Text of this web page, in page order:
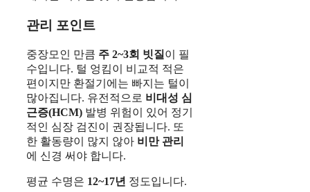
관리 포인트
중장모인 만큼 주 2~3회 빗질 이 필
수입니다. 털 엉킴이 비교적 적은
편이지만 환절기에는 빠지는 털이
많아집니다. 유전적으로 비대성 심
근증(HCM) 발병 위험이 있어 정기
적인 심장 검진이 권장됩니다. 또
한 활동량이 많지 않아 비만 관리
에 신경 써야 합니다.
평균 수명은 12~17년 정도입니다.